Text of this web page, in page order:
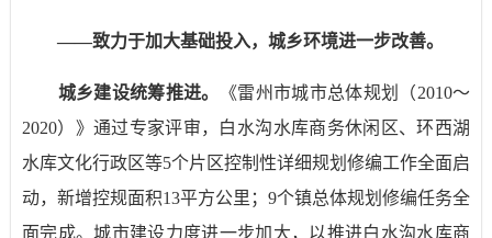
——致力于加大基础投入，城乡环境进一步改善。
城乡建设统筹推进。 《雷州市城市总体规划（2010～
2020）》通过专家评审，白水沟水库商务休闲区、环西湖
水库文化行政区等5个片区控制性详细规划修编工作全面启
动，新增控规面积13平方公里； 9个镇总体规划修编任务全
面完成。城市建设力度进一步加大，以推进白水沟水库商